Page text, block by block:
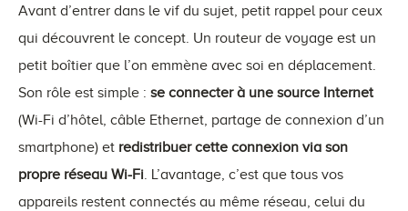
Avant d’entrer dans le vif du sujet, petit rappel pour ceux
qui découvrent le concept. Un routeur de voyage est un
petit boîtier que l’on emmène avec soi en déplacement.
Son rôle est simple : se connecter à une source Internet
(Wi-Fi d’hôtel, câble Ethernet, partage de connexion d’un
smartphone) et redistribuer cette connexion via son
propre réseau Wi-Fi . L’avantage, c’est que tous vos
appareils restent connectés au même réseau, celui du